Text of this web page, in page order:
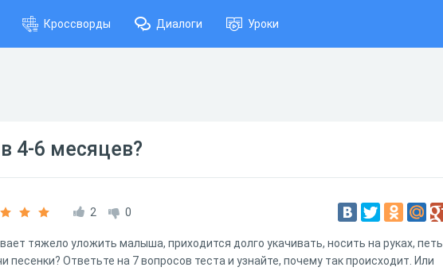
Кроссворды Диалоги Уроки
4-6 месяцев?
2 0
тяжело уложить малыша, приходится долго укачивать, носить на руках, петь
песенки? Ответьте на 7 вопросов теста и узнайте, почему так происходит. Или